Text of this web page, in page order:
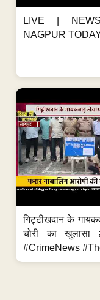
LIVE |
NAGPUR
गिट्टीखदान के
चोरी का खुलासा
#CrimeNews